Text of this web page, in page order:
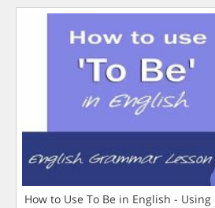
How to Use To Be in English -